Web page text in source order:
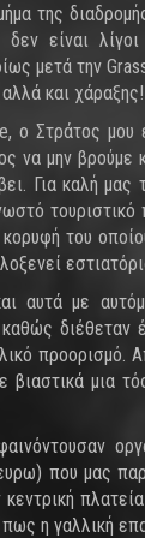
της
δεν είναι
μετά την
και
ο Στράτος
να μην
Για καλή
τουριστικό
του
αυτά με
βιαστικά μια
που μας
κεντρική
η γαλλική